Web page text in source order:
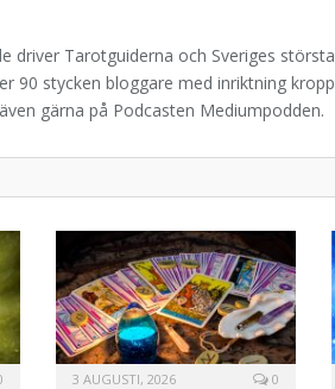
driver Tarotguiderna och Sveriges
90 stycken bloggare med inriktning
gärna på Podcasten Mediumpodden.
3 AUGUSTI, 2026 0